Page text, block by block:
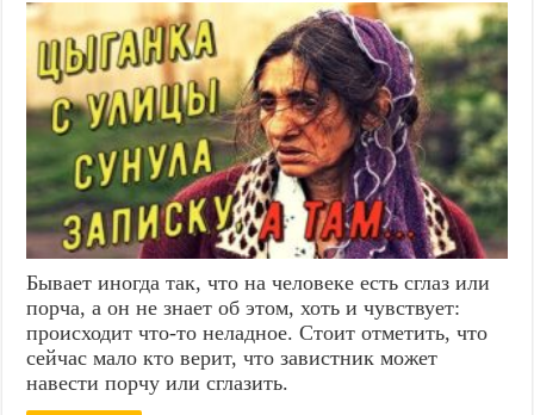
Бывает иногда так, что на человеке есть сглаз или
порча, а он не знает об этом, хоть и чувствует:
происходит что-то неладное. Стоит отметить, что
сейчас мало кто верит, что завистник может
навести порчу или сглазить.